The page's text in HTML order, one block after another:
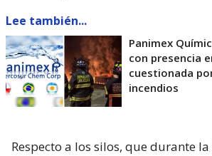
Lee también...
Panimex
con presencia
cuestionada
incendios
Respecto a los silos, que durante